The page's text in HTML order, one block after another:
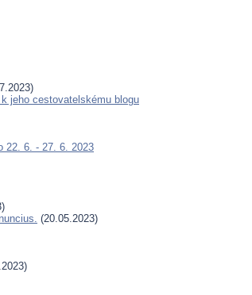
jeho cestovatelskému blogu
22. 6. - 27. 6. 2023
(20.05.2023)